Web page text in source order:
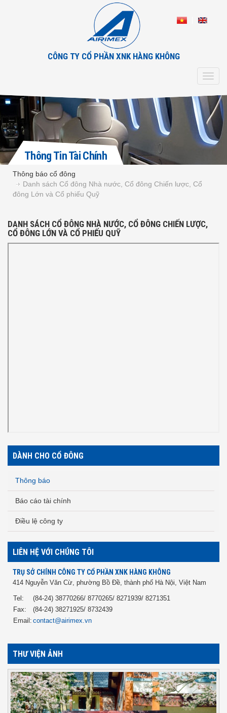
CÔNG TY CỔ PHẦN XNK HÀNG KHÔNG
Thông Tin Tài Chính
Thông báo cổ đông
Danh sách Cổ đông Nhà nước, Cổ đông Chiến lược, Cổ
đông Lớn và Cổ phiếu Quỹ
DANH SÁCH CỔ ĐÔNG NHÀ NƯỚC, CỔ ĐÔNG CHIẾN LƯỢC,
CỔ ĐÔNG LỚN VÀ CỔ PHIẾU QUỸ
DÀNH CHO CỔ ĐÔNG
Thông báo
Báo cáo tài chính
Điều lệ công ty
LIÊN HỆ VỚI CHÚNG TÔI
TRỤ SỞ CHÍNH CÔNG TY CỔ PHẦN XNK HÀNG KHÔNG
414 Nguyễn Văn Cừ, phường Bồ Đề, thành phố Hà Nội, Việt Nam
Tel:
(84-24) 38770266/ 8770265/ 8271939/ 8271351
Fax:
(84-24) 38271925/ 8732439
Email: contact@airimex.vn
THƯ VIỆN ẢNH